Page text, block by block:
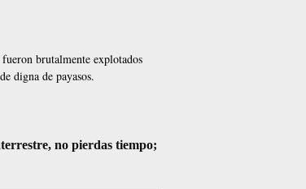
brutalmente explotados
digna de payasos.
no pierdas tiempo;